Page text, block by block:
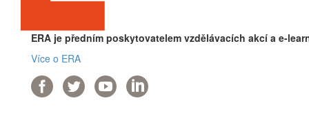
ERA je předním poskytovatelem vzdělávacích akcí a e-
Více o ERA